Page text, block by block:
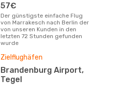
57€
Der günstigste einfache Flug
von Marrakesch nach Berlin der
von unseren Kunden in den
letzten 72 Stunden gefunden
wurde
Zielflughäfen
Brandenburg Airport,
Tegel